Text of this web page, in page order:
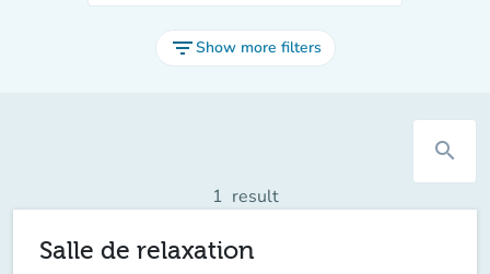
filter_listShow more filters
search
1 result
Salle de relaxation